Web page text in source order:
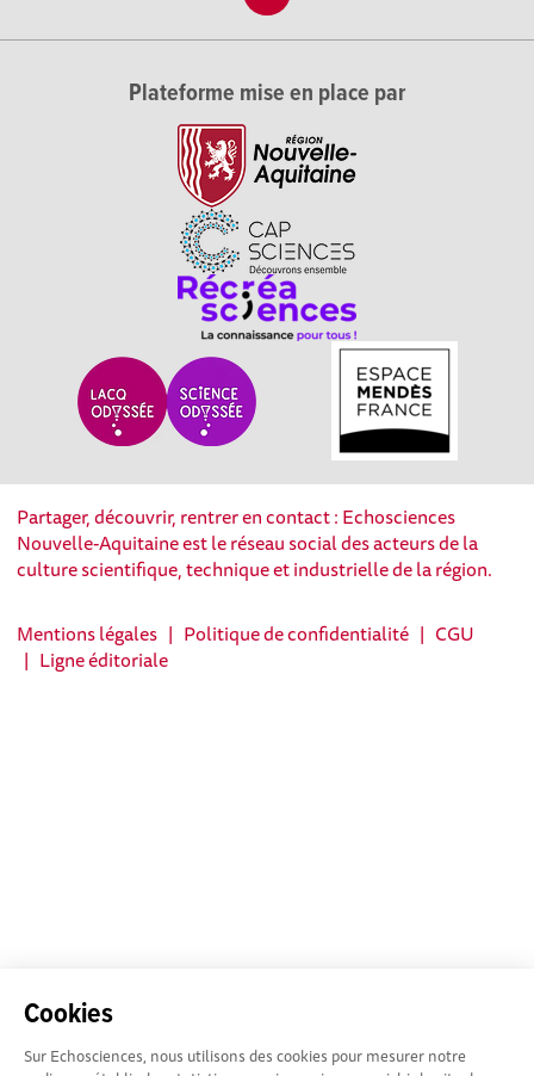
Cookies
Sur Echosciences, nous utilisons des cookies pour mesurer notre
Plateforme mise en place par
Partager, découvrir, rentrer en contact : Echosciences
Nouvelle-Aquitaine est le réseau social des acteurs de la
culture scientifique, technique et industrielle de la région.
Mentions légales | Politique de confidentialité | CGU
| Ligne éditoriale